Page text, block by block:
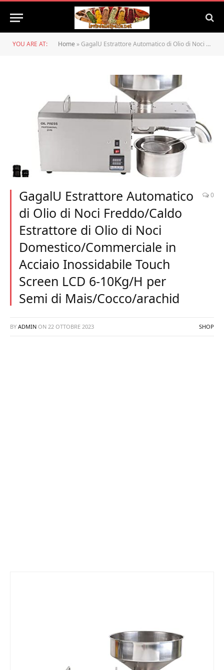
YOU ARE AT: Home » GagalU Estrattore Automatico di Olio di Noci Freddo/Caldo Estrattore di Olio di Noci Domestico/Commerciale in Acciaio Inossidabile Touch Screen LCD 6-10Kg/H per Semi di Mais/Cocco/arachid
GagalU Estrattore Automatico
di Olio di Noci Freddo/Caldo
Estrattore di Olio di Noci
Domestico/Commerciale in
Acciaio Inossidabile Touch
Screen LCD 6-10Kg/H per
Semi di Mais/Cocco/arachid
0
BY ADMIN ON 22 OTTOBRE 2023 SHOP